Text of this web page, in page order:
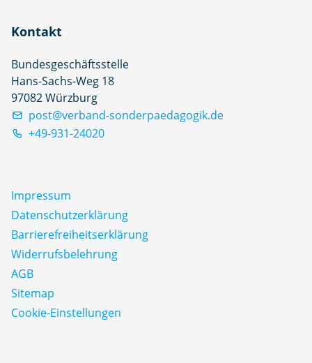
Kontakt
Bundesgeschäftsstelle
Hans-Sachs-Weg 18
97082 Würzburg
post@verband-sonderpaedagogik.de
+49-931-24020
Impressum
Datenschutz­erklärung
Barrierefreiheitserklärung
Widerrufsbelehrung
AGB
Sitemap
Cookie-Einstellungen